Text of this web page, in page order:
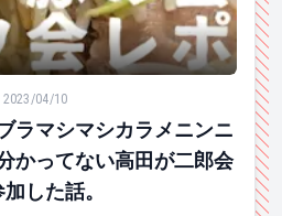
マシマシカラメニンニク。二郎
2023/04/10
ラマシマシカラメニンニ
かってない高田が二郎会
した話。